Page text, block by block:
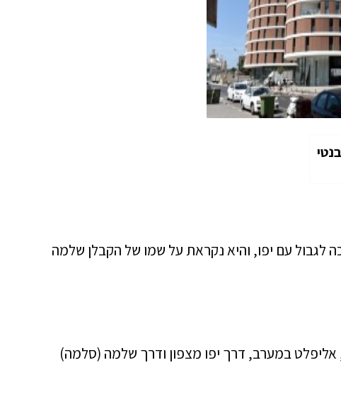
לגבול עם יפו, והיא נקראת על שמו של הקבלן שלמה
אליפלט במערב, דרך יפו מצפון ודרך שלמה (סלמה)